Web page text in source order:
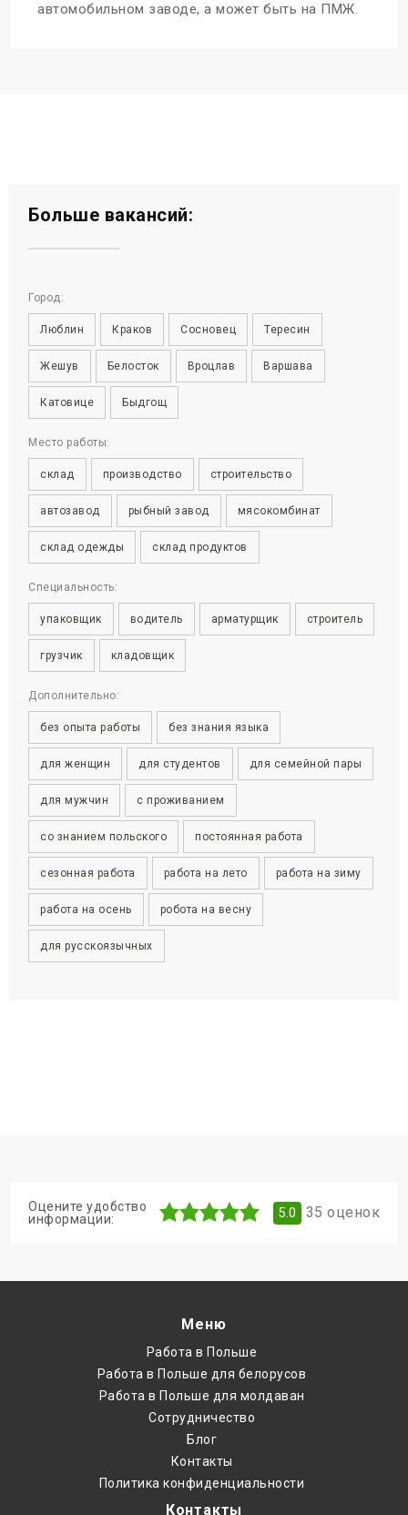
автомобильном заводе, а может быть на ПМЖ.
Больше вакансий:
Город:
Люблин Краков Сосновец Тересин
Жешув Белосток Вроцлав Варшава
Катовице Быдгощ
Место работы:
склад производство строительство
автозавод рыбный завод мясокомбинат
склад одежды склад продуктов
Специальность:
упаковщик водитель арматурщик строитель
грузчик кладовщик
Дополнительно:
без опыта работы без знания языка
для женщин для студентов для семейной пары
для мужчин с проживанием
со знанием польского постоянная работа
сезонная работа работа на лето работа на зиму
работа на осень робота на весну
для русскоязычных
Оцените удобство
информации:
5.0 35 оценок
Меню
Работа в Польше
Работа в Польше для белорусов
Работа в Польше для молдаван
Cотрудничество
Блог
Контакты
Политика конфиденциальности
Контакты